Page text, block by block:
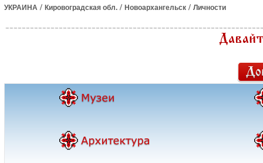
УКРАИНА / Кировоградская обл. / Новоархангельск / Личности